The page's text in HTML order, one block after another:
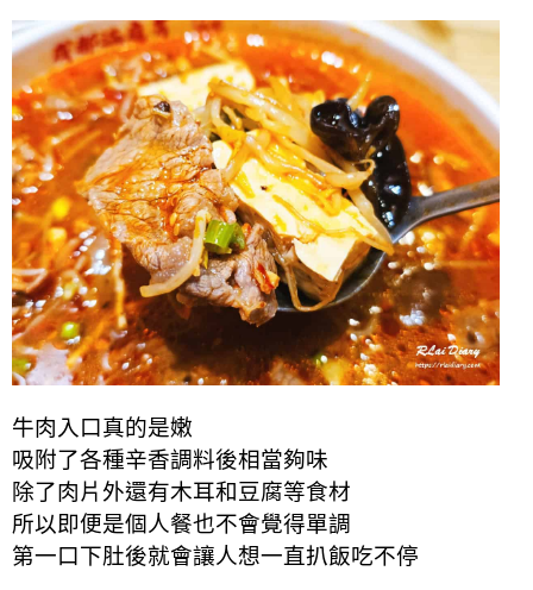
牛肉入口真的是嫩
吸附了各種辛香調料後相當夠味
除了肉片外還有木耳和豆腐等食材
所以即便是個人餐也不會覺得單調
第一口下肚後就會讓人想一直扒飯吃不停